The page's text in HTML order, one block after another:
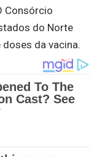
Consórcio
do Norte
da vacina.